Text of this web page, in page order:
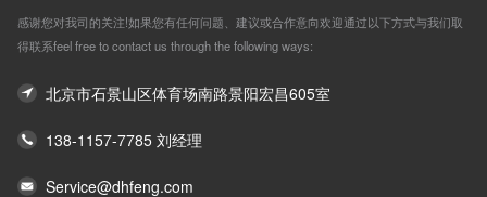
感谢您对我司的关注!如果您有任何问题、建议或合作意向欢迎通过以下方式与我们取
得联系feel free to contact us through the following ways:
北京市石景山区体育场南路景阳宏昌605室
138-1157-7785 刘经理
Service@dhfeng.com